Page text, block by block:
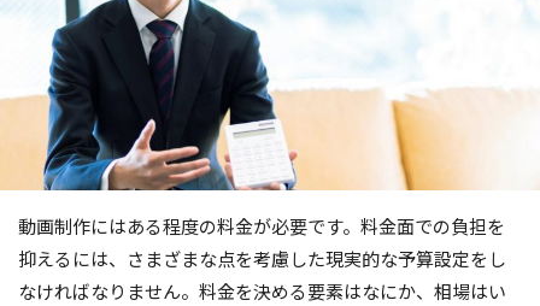
動画制作にはある程度の料金が必要です。料金面での負担を
抑えるには、さまざまな点を考慮した現実的な予算設定をし
なければなりません。料金を決める要素はなにか、相場はい